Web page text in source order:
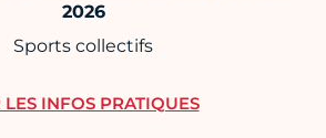
2026
Sports collectifs
INFOS PRATIQUES